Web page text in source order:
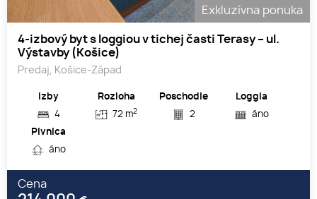
Exkluzívna ponuka
4-izbový byt s loggiou v tichej časti Terasy – ul.
Výstavby (Košice)
Predaj, Košice-Západ
Izby
4
Rozloha
72 m2
Poschodie
2
Loggia
áno
Pivnica
áno
Cena